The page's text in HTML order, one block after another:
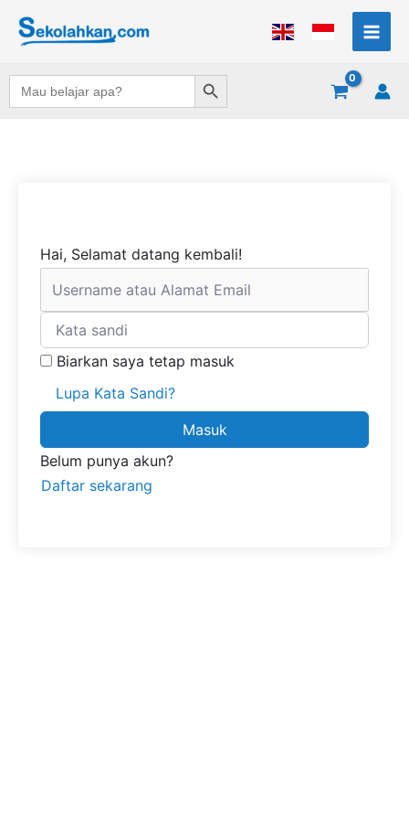
Lewati
Search
for:
Search Button
Hai, Selamat datang kembali!
Biarkan saya tetap masuk
Lupa Kata Sandi?
Masuk
Belum punya akun?
Daftar sekarang